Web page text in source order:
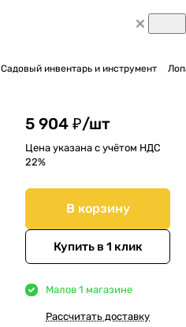
Садовый инвентарь и инструмент
5 904 ₽/шт
Цена указана с учётом НДС
22%
В корзину
Купить в 1 клик
Малов 1 магазине
Рассчитать доставку